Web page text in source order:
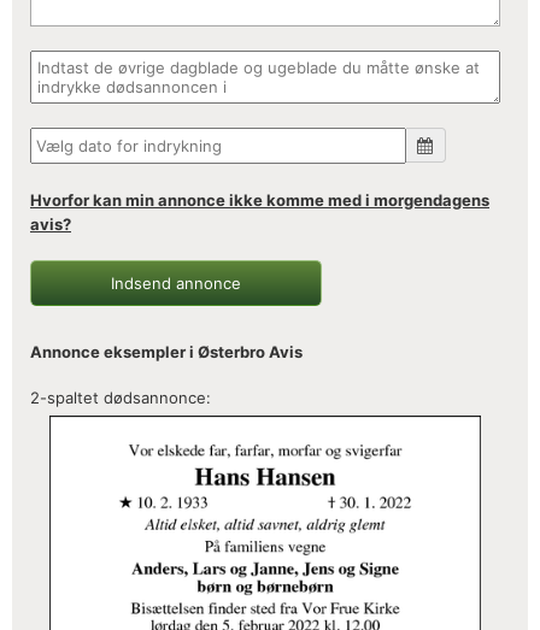
Hvorfor kan min annonce ikke komme med i morgendagens
avis?
Indsend annonce
Annonce eksempler i Østerbro Avis
2-spaltet dødsannonce: